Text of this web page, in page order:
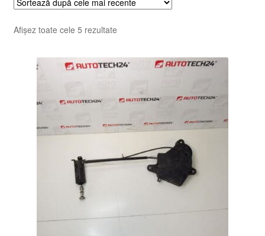
Despre noi
Finalizare comandă
Afișez toate cele 5 rezultateSortat
cele
mai